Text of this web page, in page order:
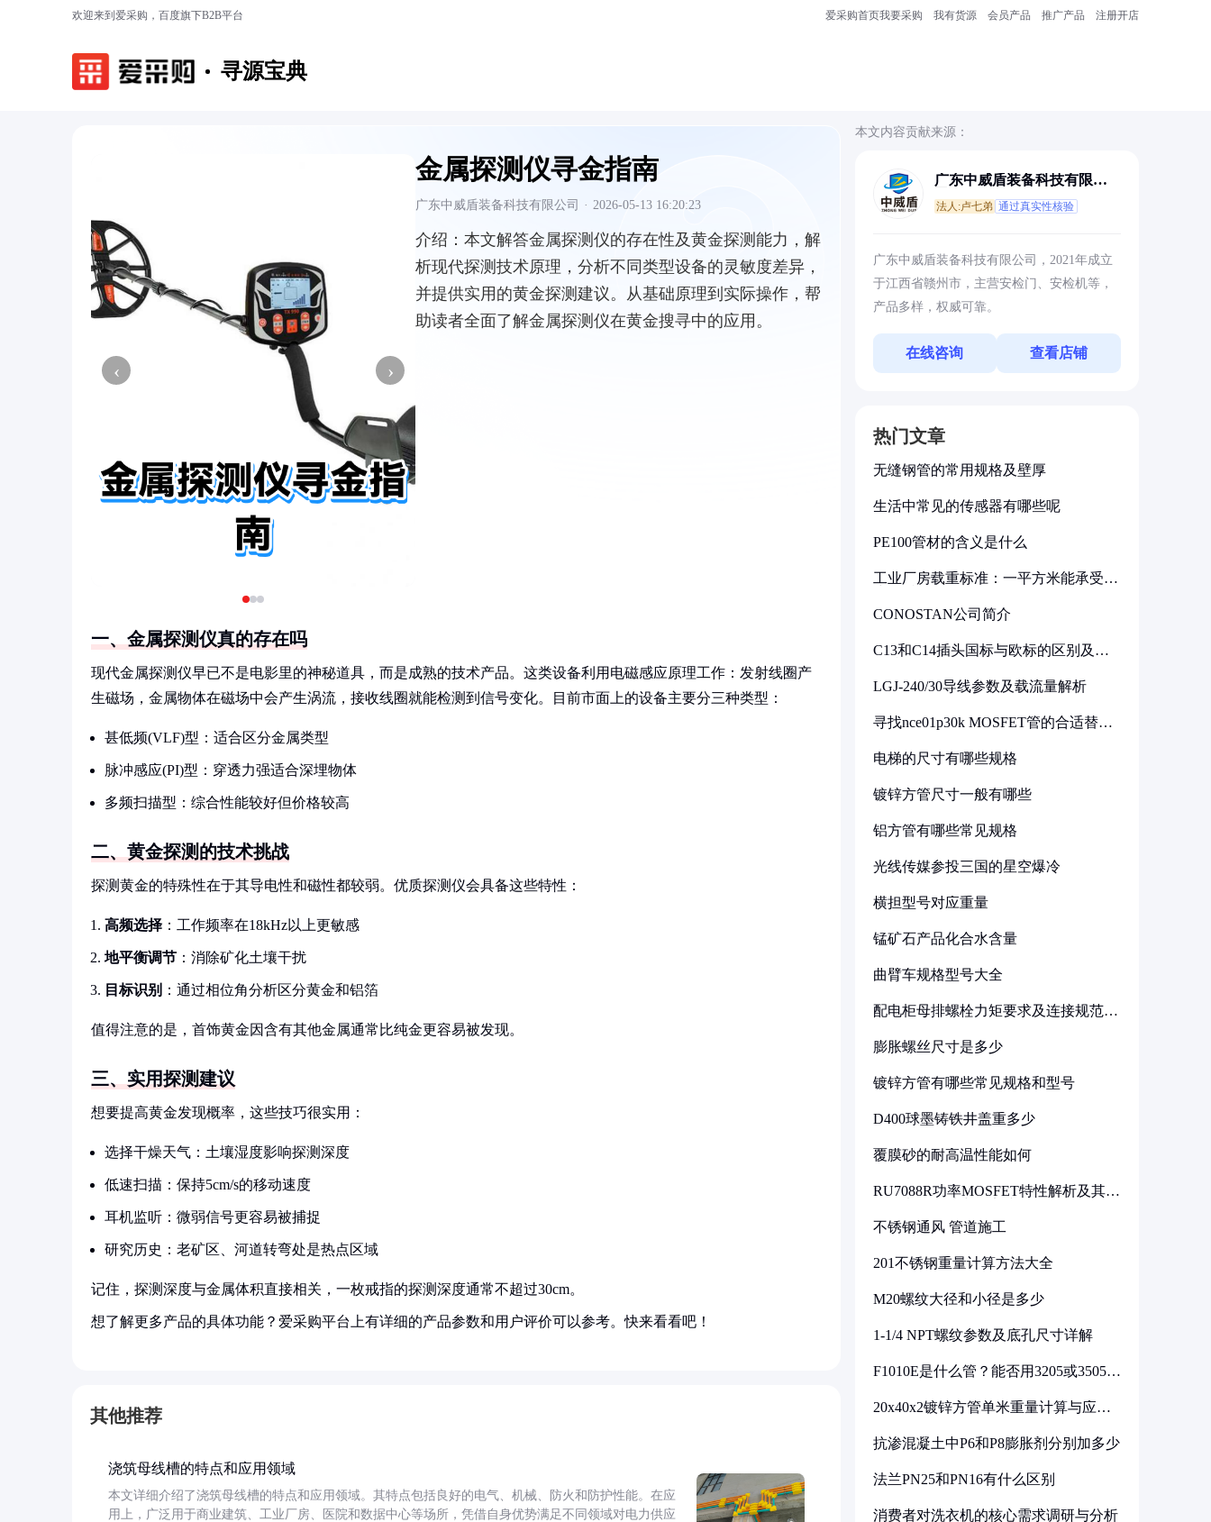
欢迎来到爱采购，百度旗下B2B平台 爱采购首页我要采购 我有货源 会员产品 推广产品 注册开店
寻源宝典
‹ ›
金属探测仪寻金指南
广东中威盾装备科技有限公司 · 2026-05-13 16:20:23
介绍： 本文解答金属探测仪的存在性及黄金探测能力，解
析现代探测技术原理，分析不同类型设备的灵敏度差异，
并提供实用的黄金探测建议。从基础原理到实际操作，帮
助读者全面了解金属探测仪在黄金搜寻中的应用。
一、金属探测仪真的存在吗
现代金属探测仪早已不是电影里的神秘道具，而是成熟的技术产品。这类设备利用电磁感应原理工作：发射线圈产
生磁场，金属物体在磁场中会产生涡流，接收线圈就能检测到信号变化。目前市面上的设备主要分三种类型：
甚低频(VLF)型：适合区分金属类型
脉冲感应(PI)型：穿透力强适合深埋物体
多频扫描型：综合性能较好但价格较高
二、黄金探测的技术挑战
探测黄金的特殊性在于其导电性和磁性都较弱。优质探测仪会具备这些特性：
高频选择 ：工作频率在18kHz以上更敏感
地平衡调节 ：消除矿化土壤干扰
目标识别 ：通过相位角分析区分黄金和铝箔
值得注意的是，首饰黄金因含有其他金属通常比纯金更容易被发现。
三、实用探测建议
想要提高黄金发现概率，这些技巧很实用：
选择干燥天气：土壤湿度影响探测深度
低速扫描：保持5cm/s的移动速度
耳机监听：微弱信号更容易被捕捉
研究历史：老矿区、河道转弯处是热点区域
记住，探测深度与金属体积直接相关，一枚戒指的探测深度通常不超过30cm。
想了解更多产品的具体功能？爱采购平台上有详细的产品参数和用户评价可以参考。快来看看吧！
其他推荐
浇筑母线槽的特点和应用领域
本文详细介绍了浇筑母线槽的特点和应用领域。其特点包括良好的电气、机械、防火和防护性能。在应
用上，广泛用于商业建筑、工业厂房、医院和数据中心等场所，凭借自身优势满足不同领域对电力供应
本文内容贡献来源：
广东中威盾装备科技有限公
法人:卢七弟 通过真实性核验
广东中威盾装备科技有限公司，2021年成立
于江西省赣州市，主营安检门、安检机等，
产品多样，权威可靠。
在线咨询 查看店铺
热门文章
无缝钢管的常用规格及壁厚
生活中常见的传感器有哪些呢
PE100管材的含义是什么
工业厂房载重标准：一平方米能承受多
CONOSTAN公司简介
C13和C14插头国标与欧标的区别及其
LGJ-240/30导线参数及载流量解析
寻找nce01p30k MOSFET管的合适替代
电梯的尺寸有哪些规格
镀锌方管尺寸一般有哪些
铝方管有哪些常见规格
光线传媒参投三国的星空爆冷
横担型号对应重量
锰矿石产品化合水含量
曲臂车规格型号大全
配电柜母排螺栓力矩要求及连接规范详
膨胀螺丝尺寸是多少
镀锌方管有哪些常见规格和型号
D400球墨铸铁井盖重多少
覆膜砂的耐高温性能如何
RU7088R功率MOSFET特性解析及其在
不锈钢通风 管道施工
201不锈钢重量计算方法大全
M20螺纹大径和小径是多少
1-1/4 NPT螺纹参数及底孔尺寸详解
F1010E是什么管？能否用3205或3505代
20x40x2镀锌方管单米重量计算与应用
抗渗混凝土中P6和P8膨胀剂分别加多少
法兰PN25和PN16有什么区别
消费者对洗衣机的核心需求调研与分析